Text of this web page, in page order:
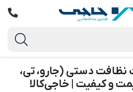
نظافت دستی (جارو، تی،
و کیفیت | خاجی‌کالا